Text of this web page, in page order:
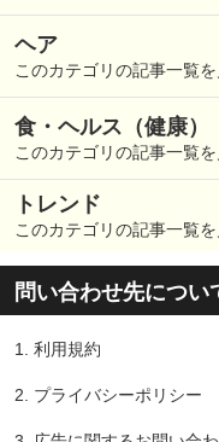
ヘア
このカテゴリの記事一覧を
食・ヘルス（健康）
このカテゴリの記事一覧を
トレンド
このカテゴリの記事一覧を
問い合わせ先につい
1. 利用規約
2. プライバシーポリシー